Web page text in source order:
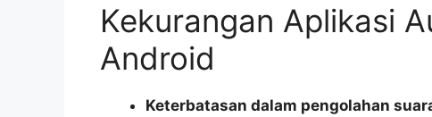
Kekurangan Aplikasi
Android
Keterbatasan dalam pengolahan